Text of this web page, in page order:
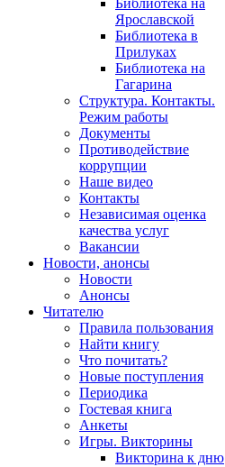
Библиотека на
Ярославской
Библиотека в
Прилуках
Библиотека на
Гагарина
Структура. Контакты.
Режим работы
Документы
Противодействие
коррупции
Наше видео
Контакты
Независимая оценка
качества услуг
Вакансии
Новости, анонсы
Новости
Анонсы
Читателю
Правила пользования
Найти книгу
Что почитать?
Новые поступления
Периодика
Гостевая книга
Анкеты
Игры. Викторины
Викторина к дню